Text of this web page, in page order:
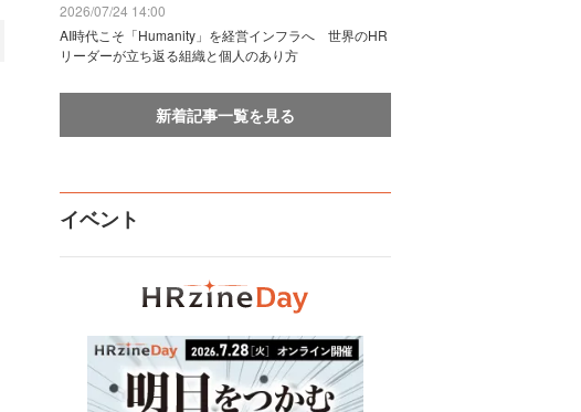
2026/07/24 14:00
AI時代こそ「Humanity」を経営インフラへ 世界のHR
リーダーが立ち返る組織と個人のあり方
新着記事一覧を見る
イベント